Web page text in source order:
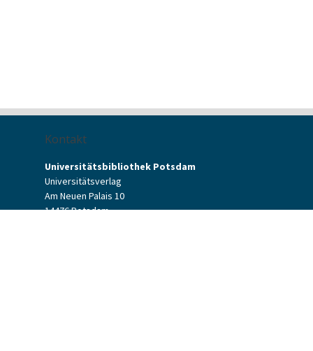
Kontakt
Universitätsbibliothek Potsdam
Universitätsverlag
Am Neuen Palais 10
14476 Potsdam